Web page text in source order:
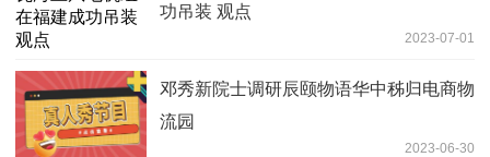
功吊装 观点
2023-07-01
邓秀新院士调研辰颐物语华中秭归电商物
流园
2023-06-30